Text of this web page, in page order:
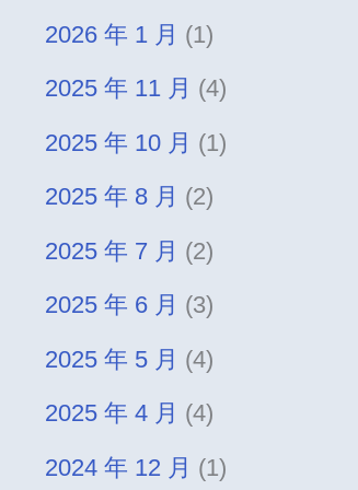
2026 年 1 月 (1)
2025 年 11 月 (4)
2025 年 10 月 (1)
2025 年 8 月 (2)
2025 年 7 月 (2)
2025 年 6 月 (3)
2025 年 5 月 (4)
2025 年 4 月 (4)
2024 年 12 月 (1)